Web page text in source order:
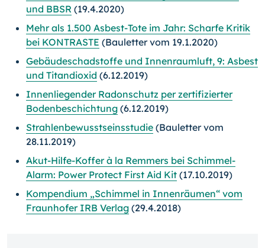
und BBSR (19.4.2020)
Mehr als 1.500 Asbest-Tote im Jahr: Scharfe Kritik
bei KONTRASTE (Bauletter vom 19.1.2020)
Gebäudeschadstoffe und Innenraumluft, 9: Asbest
und Titandioxid (6.12.2019)
Innenliegender Radonschutz per zertifizierter
Bodenbeschichtung (6.12.2019)
Strahlenbewusstseinsstudie (Bauletter vom
28.11.2019)
Akut-Hilfe-Koffer à la Remmers bei Schimmel-
Alarm: Power Protect First Aid Kit (17.10.2019)
Kompendium „Schimmel in Innenräumen“ vom
Fraunhofer IRB Verlag (29.4.2018)